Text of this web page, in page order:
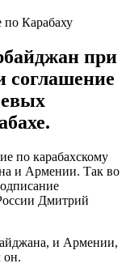
при
соглашение
по карабахскому
и Армении. Так во
Дмитрий
и Армении,
он.